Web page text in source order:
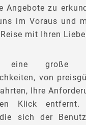
Angebote zu
im Voraus und
mit Ihren
eine große
von
Ihre
Klick
sich der